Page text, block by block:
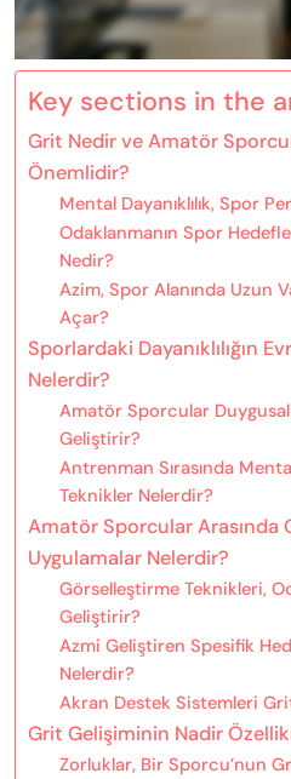
Key sections in the
Grit Nedir ve Amatör
Önemlidir?
Mental Dayanıklılık, Spor
Odaklanmanın Spor
Nedir?
Azim, Spor Alanında Uzun
Açar?
Sporlardaki Dayanıklılığın
Nelerdir?
Amatör Sporcular Duygusal
Geliştirir?
Antrenman Sırasında
Teknikler Nelerdir?
Amatör Sporcular Arasında
Uygulamalar Nelerdir?
Görselleştirme Teknikleri,
Geliştirir?
Azmi Geliştiren Spesifik
Nelerdir?
Akran Destek Sistemleri
Grit Gelişiminin Nadir
Zorluklar, Bir Sporcu’nun